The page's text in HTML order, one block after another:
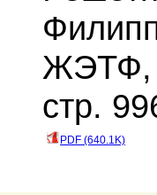
ЖЭТФ,
стр.
PDF (640.1K)